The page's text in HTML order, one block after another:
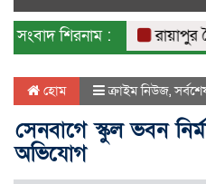
সংবাদ শিরনাম :
রায়াপুর
হোম ক্রাইম নিউজ,
সেনবাগে স্কুল ভবন
অভিযোগ